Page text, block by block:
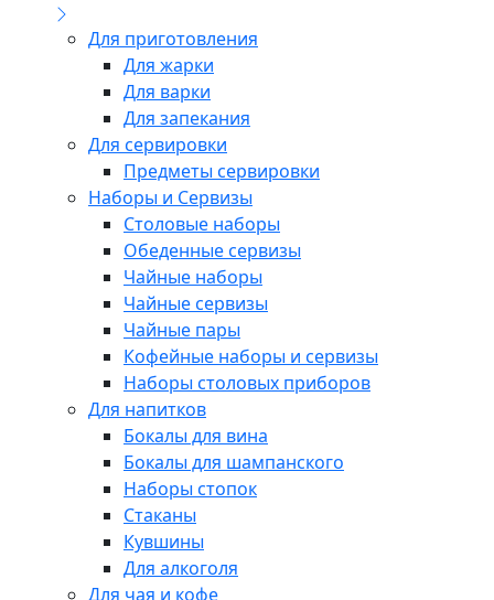
Для приготовления
Для жарки
Для варки
Для запекания
Для сервировки
Предметы сервировки
Наборы и Сервизы
Столовые наборы
Обеденные сервизы
Чайные наборы
Чайные сервизы
Чайные пары
Кофейные наборы и сервизы
Наборы столовых приборов
Для напитков
Бокалы для вина
Бокалы для шампанского
Наборы стопок
Стаканы
Кувшины
Для алкоголя
Для чая и кофе